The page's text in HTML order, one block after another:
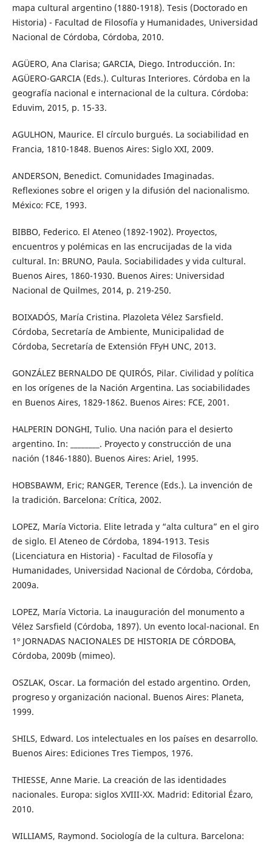
mapa cultural argentino (1880-1918). Tesis (Doctorado en
Historia) - Facultad de Filosofía y Humanidades, Universidad
Nacional de Córdoba, Córdoba, 2010.
AGÜERO, Ana Clarisa; GARCIA, Diego. Introducción. In:
AGÜERO-GARCIA (Eds.). Culturas Interiores. Córdoba en la
geografía nacional e internacional de la cultura. Córdoba:
Eduvim, 2015, p. 15-33.
AGULHON, Maurice. El círculo burgués. La sociabilidad en
Francia, 1810-1848. Buenos Aires: Siglo XXI, 2009.
ANDERSON, Benedict. Comunidades Imaginadas.
Reflexiones sobre el origen y la difusión del nacionalismo.
México: FCE, 1993.
BIBBO, Federico. El Ateneo (1892-1902). Proyectos,
encuentros y polémicas en las encrucijadas de la vida
cultural. In: BRUNO, Paula. Sociabilidades y vida cultural.
Buenos Aires, 1860-1930. Buenos Aires: Universidad
Nacional de Quilmes, 2014, p. 219-250.
BOIXADÓS, María Cristina. Plazoleta Vélez Sarsfield.
Córdoba, Secretaría de Ambiente, Municipalidad de
Córdoba, Secretaría de Extensión FFyH UNC, 2013.
GONZÁLEZ BERNALDO DE QUIRÓS, Pilar. Civilidad y política
en los orígenes de la Nación Argentina. Las sociabilidades
en Buenos Aires, 1829-1862. Buenos Aires: FCE, 2001.
HALPERIN DONGHI, Tulio. Una nación para el desierto
argentino. In: ________. Proyecto y construcción de una
nación (1846-1880). Buenos Aires: Ariel, 1995.
HOBSBAWM, Eric; RANGER, Terence (Eds.). La invención de
la tradición. Barcelona: Crítica, 2002.
LOPEZ, María Victoria. Elite letrada y “alta cultura” en el giro
de siglo. El Ateneo de Córdoba, 1894-1913. Tesis
(Licenciatura en Historia) - Facultad de Filosofía y
Humanidades, Universidad Nacional de Córdoba, Córdoba,
2009a.
LOPEZ, María Victoria. La inauguración del monumento a
Vélez Sarsfield (Córdoba, 1897). Un evento local-nacional. En
1º JORNADAS NACIONALES DE HISTORIA DE CÓRDOBA,
Córdoba, 2009b (mimeo).
OSZLAK, Oscar. La formación del estado argentino. Orden,
progreso y organización nacional. Buenos Aires: Planeta,
1999.
SHILS, Edward. Los intelectuales en los países en desarrollo.
Buenos Aires: Ediciones Tres Tiempos, 1976.
THIESSE, Anne Marie. La creación de las identidades
nacionales. Europa: siglos XVIII-XX. Madrid: Editorial Ézaro,
2010.
WILLIAMS, Raymond. Sociología de la cultura. Barcelona: